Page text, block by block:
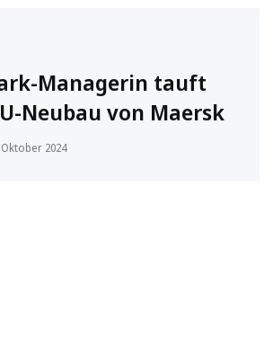
Managerin tauft
Neubau von Maersk
Oktober 2024